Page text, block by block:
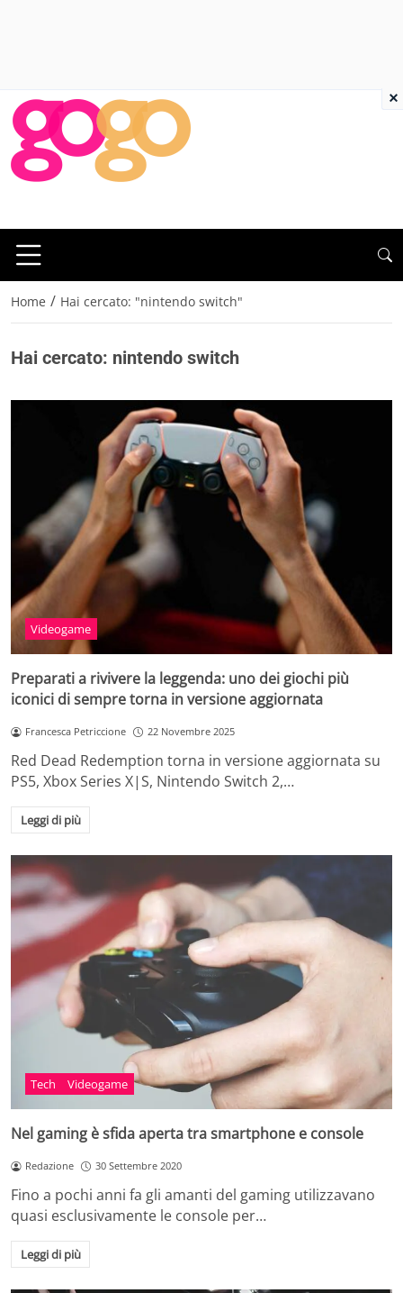
Home / Hai cercato: "nintendo switch"
Hai cercato: nintendo switch
Videogame
Preparati a rivivere la leggenda: uno dei giochi più
iconici di sempre torna in versione aggiornata
Francesca Petriccione 22 Novembre 2025
Red Dead Redemption torna in versione aggiornata su
PS5, Xbox Series X|S, Nintendo Switch 2,…
Leggi di più
Tech Videogame
Nel gaming è sfida aperta tra smartphone e console
Redazione 30 Settembre 2020
Fino a pochi anni fa gli amanti del gaming utilizzavano
quasi esclusivamente le console per…
Leggi di più
×